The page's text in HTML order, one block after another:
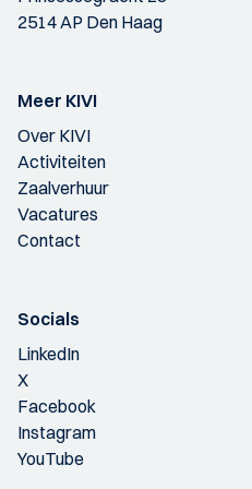
2514 AP Den Haag
Meer KIVI
Over KIVI
Activiteiten
Zaalverhuur
Vacatures
Contact
Socials
LinkedIn
X
Facebook
Instagram
YouTube